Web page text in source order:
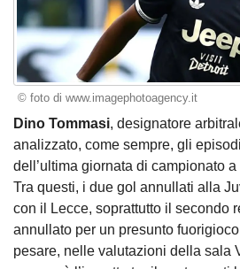
© foto di www.imagephotoagency.it
Dino Tommasi, designatore
analizzato, come sempre, gli
dell’ultima giornata di campionato a
Tra questi, i due gol annullati alla
con il Lecce, soprattutto il secondo
annullato per un presunto
pesare, nelle valutazioni della sala